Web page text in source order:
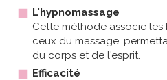
L'hypnomassage
Cette méthode associe
ceux du massage,
du corps et de l'esprit.
Efficacité